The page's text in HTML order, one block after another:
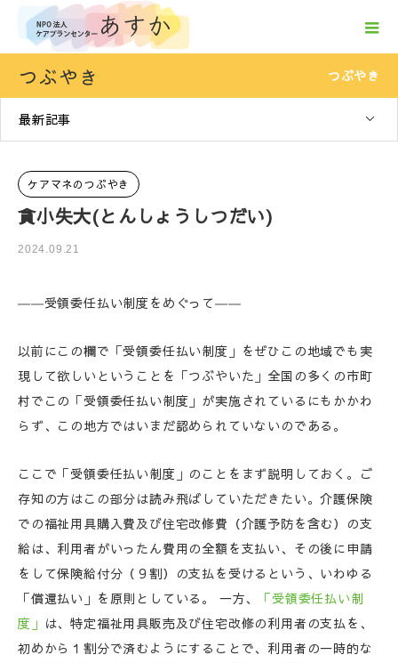
つぶやき つぶやき
最新記事
ケアマネのつぶやき
貪小失大(とんしょうしつだい)
2024.09.21
――受領委任払い制度をめぐって――
以前にこの欄で「受領委任払い制度」をぜひこの地域でも実
現して欲しいということを「つぶやいた」全国の多くの市町
村でこの「受領委任払い制度」が実施されているにもかかわ
らず、この地方ではいまだ認められていないのである。
ここで「受領委任払い制度」のことをまず説明しておく。ご
存知の方はこの部分は読み飛ばしていただきたい。介護保険
での福祉用具購入費及び住宅改修費（介護予防を含む）の支
給は、利用者がいったん費用の全額を支払い、その後に申請
をして保険給付分（９割）の支払を受けるという、いわゆる
「償還払い」を原則としている。 一方、
「受領委任払い制
度」 は、特定福祉用具販売及び住宅改修の利用者の支払を、
初めから１割分で済むようにすることで、利用者の一時的な